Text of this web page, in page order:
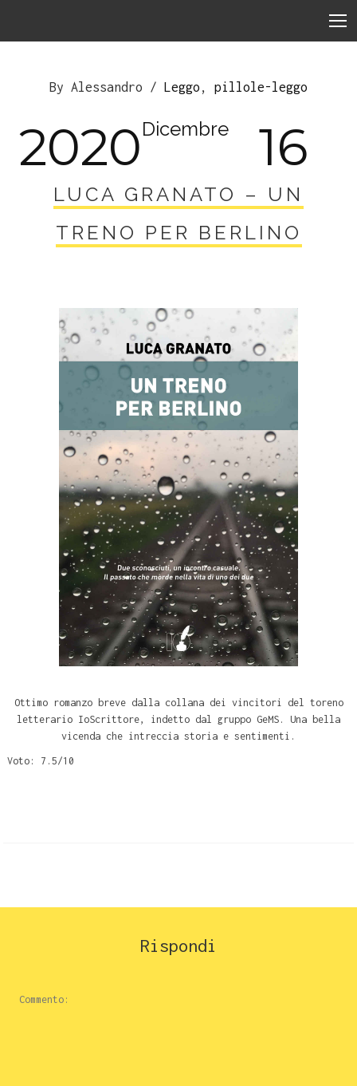
By Alessandro / Leggo , pillole-leggo
2020Dicembre 16
LUCA GRANATO – UN
TRENO PER BERLINO
Ottimo romanzo breve dalla collana dei vincitori del toreno
letterario IoScrittore, indetto dal gruppo GeMS. Una bella
vicenda che intreccia storia e sentimenti.
Voto: 7.5/10
Rispondi